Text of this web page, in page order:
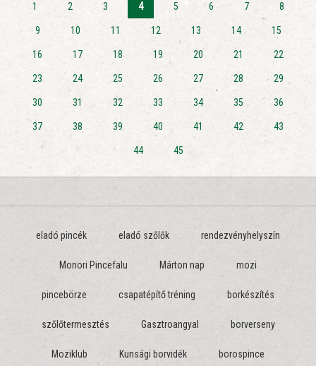
1 2 3 4 5 6 7 8
9 10 11 12 13 14 15
16 17 18 19 20 21 22
23 24 25 26 27 28 29
30 31 32 33 34 35 36
37 38 39 40 41 42 43
44 45
eladó pincék eladó szőlők rendezvényhelyszín
Monori Pincefalu Márton nap mozi
pincebörze csapatépítő tréning borkészítés
szőlőtermesztés Gasztroangyal borverseny
Moziklub Kunsági borvidék borospince